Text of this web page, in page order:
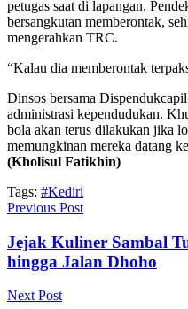
petugas saat di lapangan.
bersangkutan memberontak,
mengerahkan TRC.
“Kalau dia memberontak
Dinsos bersama
administrasi kependudukan.
bola akan terus dilakukan jika
memungkinan mereka datang
(Kholisul Fatikhin)
Tags: #Kediri
Previous Post
Jejak Kuliner Sambal
hingga Jalan Dhoho
Next Post